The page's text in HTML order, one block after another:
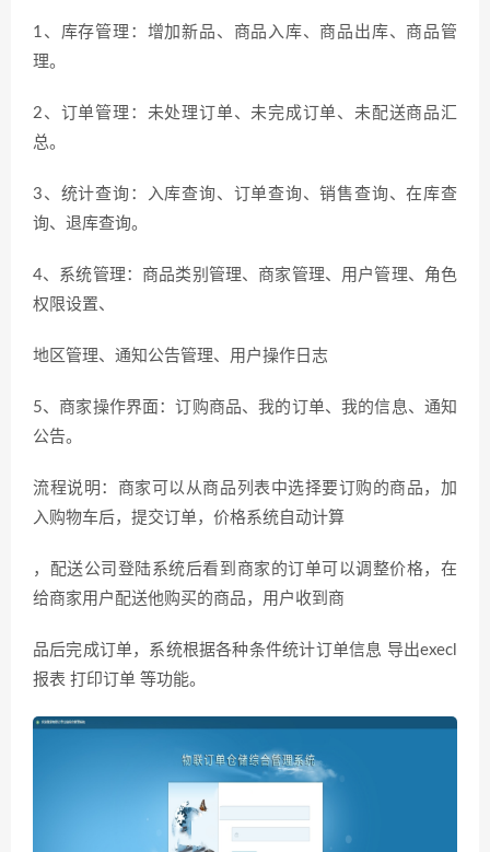
1、库存管理：增加新品、商品入库、商品出库、商品管
理。
2、订单管理：未处理订单、未完成订单、未配送商品汇
总。
3、统计查询：入库查询、订单查询、销售查询、在库查
询、退库查询。
4、系统管理：商品类别管理、商家管理、用户管理、角色
权限设置、
地区管理、通知公告管理、用户操作日志
5、商家操作界面：订购商品、我的订单、我的信息、通知
公告。
流程说明：商家可以从商品列表中选择要订购的商品，加
入购物车后，提交订单，价格系统自动计算
，配送公司登陆系统后看到商家的订单可以调整价格，在
给商家用户配送他购买的商品，用户收到商
品后完成订单，系统根据各种条件统计订单信息 导出execl
报表 打印订单 等功能。